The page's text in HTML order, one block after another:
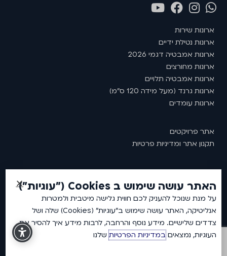
ארונות שירות
ארונות נטילת ידיים
ארונות אמבטיה דגמי 2026
ארונות מחורצים
ארונות אמבטיה תלויים
ארונות גרנד (מעל מידה 120 ס"מ)
ארונות עומדים
אתר פרויקטים
תקנון אתר ומדיניות פרטיות
2026 © כל זכויות שמורות לאמבין ארונות אמבטיה.
האתר עושה שימוש ב Cookies ("עוגיות")
על מנת שנוכל להעניק לכם חווית גלישה מיטבית ולמטרות
אנליטיקה, האתר עושה שימוש ב"עוגיות" (Cookies) שלה ושל
צדדים שלישיים. מידע נוסף והרחבה, לרבות מידע איך להסיר את
העוגיות, נמצאיםבמדיניות הפרטיותשלנו